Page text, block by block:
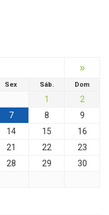
»
Sex Sáb. Dom
1
2
7 8
9
14 15
16
21 22
23
28 29
30